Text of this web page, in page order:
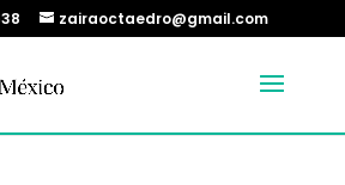
zairaoctaedro@gmail.com